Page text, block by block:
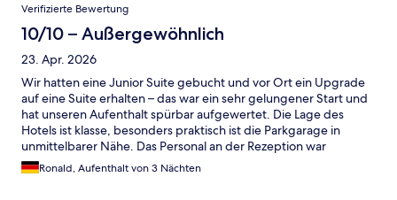
Verifizierte Bewertung
10/10 – Außergewöhnlich
23. Apr. 2026
Wir hatten eine Junior Suite gebucht und vor Ort ein Upgrade
auf eine Suite erhalten – das war ein sehr gelungener Start und
hat unseren Aufenthalt spürbar aufgewertet. Die Lage des
Hotels ist klasse, besonders praktisch ist die Parkgarage in
unmittelbarer Nähe. Das Personal an der Rezeption war
durchweg sehr freundlich, aufmerksam und zuvorkommend.
Die Zimmerreinigung war insgesamt in Ordnung, hätte jedoch
Ronald, Aufenthalt von 3 Nächten